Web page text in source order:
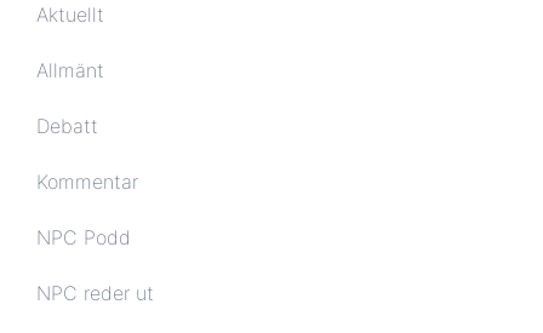
Aktuellt
Allmänt
Debatt
Kommentar
NPC Podd
NPC reder ut